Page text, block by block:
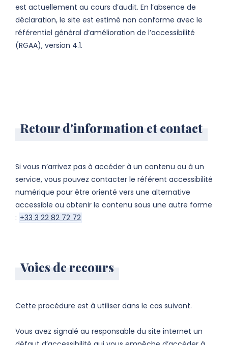
est actuellement au cours d’audit. En l’absence de
déclaration, le site est estimé non conforme avec le
référentiel général d’amélioration de l’accessibilité
(RGAA), version 4.1.
Retour d'information et contact
Si vous n’arrivez pas à accéder à un contenu ou à un
service, vous pouvez contacter le référent accessibilité
numérique pour être orienté vers une alternative
accessible ou obtenir le contenu sous une autre forme
: +33 3 22 82 72 72
Voies de recours
Cette procédure est à utiliser dans le cas suivant.
Vous avez signalé au responsable du site internet un